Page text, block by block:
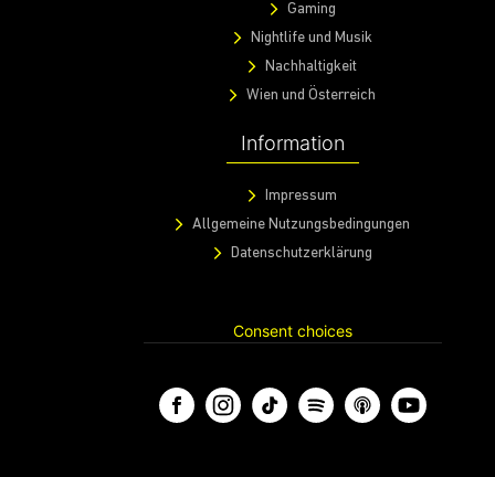
Gaming
Nightlife und Musik
Nachhaltigkeit
Wien und Österreich
Information
Impressum
Allgemeine Nutzungsbedingungen
Datenschutzerklärung
Consent choices